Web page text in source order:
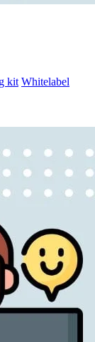
kit Whitelabel